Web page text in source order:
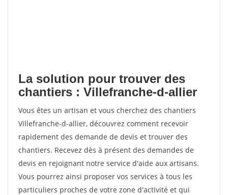
La solution pour trouver des
chantiers : Villefranche-d-allier
Vous êtes un artisan et vous cherchez des chantiers
Villefranche-d-allier, découvrez comment recevoir
rapidement des demande de devis et trouver des
chantiers. Recevez dès à présent des demandes de
devis en rejoignant notre service d'aide aux artisans.
Vous pourrez ainsi proposer vos services à tous les
particuliers proches de votre zone d'activité et qui